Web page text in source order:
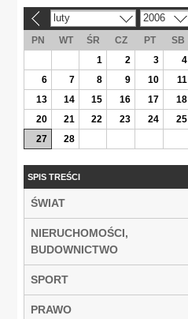
luty 2006
PN WT ŚR CZ PT SB
1
2 3 4
6
7 8 9 10 11
13
14 15 16 17 18
20
21 22 23 24 25
27
28
SPIS TREŚCI
ŚWIAT
NIERUCHOMOŚCI,
BUDOWNICTWO
SPORT
PRAWO